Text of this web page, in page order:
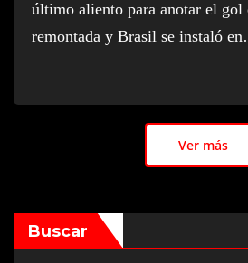
último aliento para anotar el gol
remontada y Brasil se instaló
Ver más
Buscar